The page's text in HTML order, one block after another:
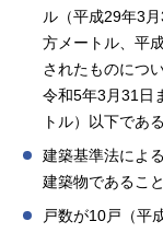
ル（平成29年3
方メートル、平
されたものにつ
令和5年3月31日
トル）以下であ
建築基準法によ
建築物であること
戸数が10戸（平